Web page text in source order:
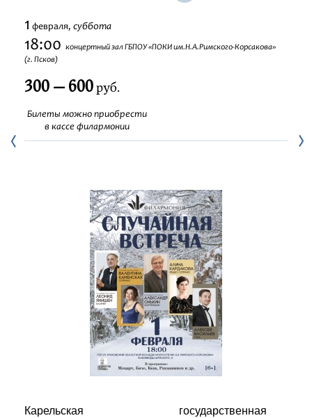
Фестивали
Абонементы
Новости
Контакты
1 февраля, суббота
18:00 концертный зал ГБПОУ «ПОКИ им.Н.А.Римского-Корсакова»
(г. Псков)
300 — 600руб.
Билеты можно приобрести
в кассе филармонии
Карельская государственная